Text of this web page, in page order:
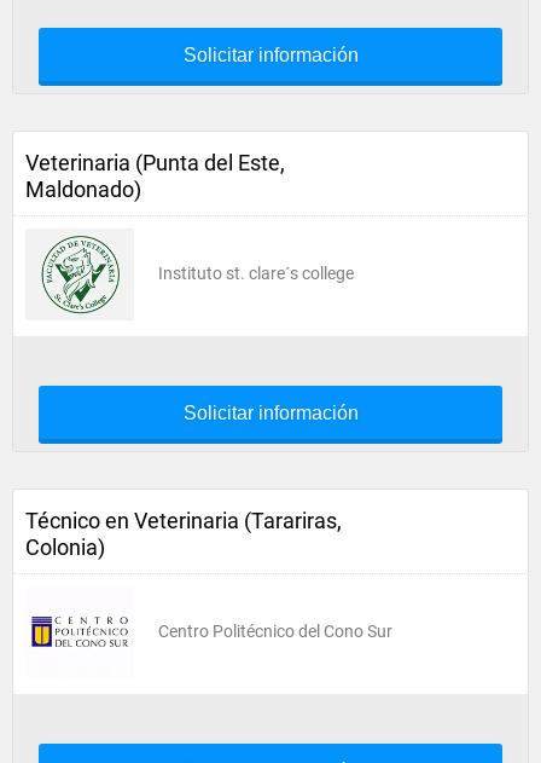
Solicitar información
Veterinaria (Punta del Este,
Maldonado)
Instituto st. clare´s college
Solicitar información
Técnico en Veterinaria (Tarariras,
Colonia)
Centro Politécnico del Cono Sur